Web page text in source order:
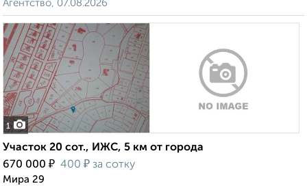
Агентство, 07.08.2026
1
Участок 20 сот., ИЖС, 5 км от города
670 000 ₽ 400 ₽ за сотку
Мира 29